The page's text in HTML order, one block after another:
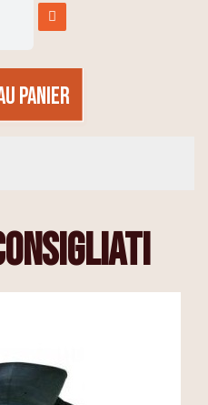
PANIER